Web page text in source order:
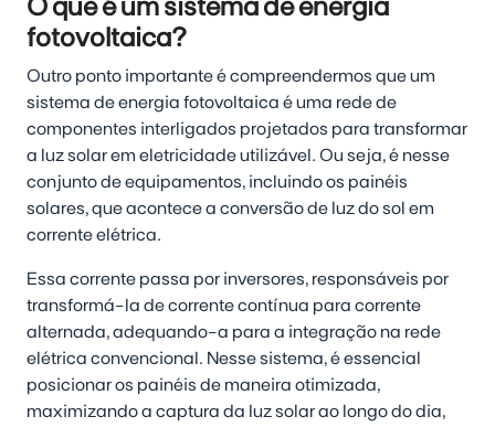
O que é um sistema de energia
fotovoltaica?
Outro ponto importante é compreendermos que um
sistema de energia fotovoltaica é uma rede de
componentes interligados projetados para transformar
a luz solar em eletricidade utilizável. Ou seja, é nesse
conjunto de equipamentos, incluindo os painéis
solares, que acontece a conversão de luz do sol em
corrente elétrica.
Essa corrente passa por inversores, responsáveis por
transformá-la de corrente contínua para corrente
alternada, adequando-a para a integração na rede
elétrica convencional. Nesse sistema, é essencial
posicionar os painéis de maneira otimizada,
maximizando a captura da luz solar ao longo do dia,